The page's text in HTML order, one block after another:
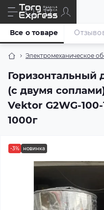
Электромеханическое
Горизонтальный
(с двумя
Vektor G2WG-
1000г
Все о товаре
-3% новинка